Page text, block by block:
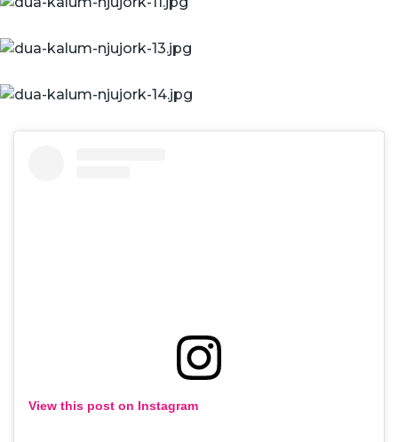
View this post on Instagram